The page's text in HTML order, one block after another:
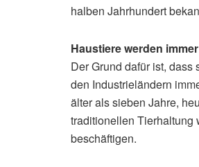
halben Jahrhundert
Haustiere werden
Der Grund dafür ist,
den Industrieländern
älter als sieben Jahre,
traditionellen Tierhaltung
beschäftigen.